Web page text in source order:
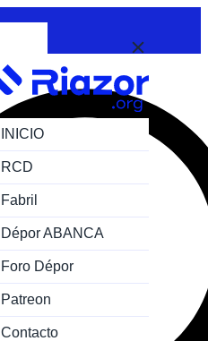
INICIO
RCD
Fabril
Dépor ABANCA
Foro Dépor
Patreon
Contacto